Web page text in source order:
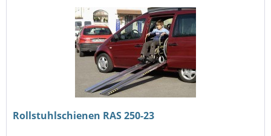
Rollstuhlschienen RAS 250-23